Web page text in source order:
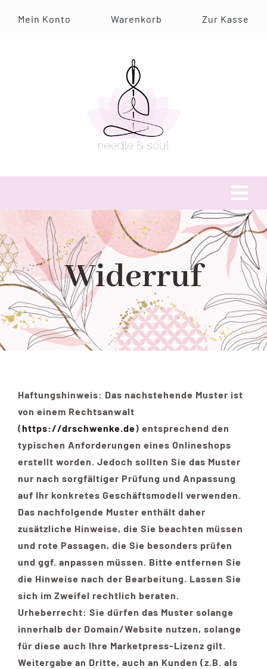
InhaltMein Konto Warenkorb Zur Kasse
Über uns
Shop
Yoga
Kontakt
Widerruf
Haftungshinweis: Das nachstehende Muster ist
von einem Rechtsanwalt
(https://drschwenke.de) entsprechend den
typischen Anforderungen eines Onlineshops
erstellt worden. Jedoch sollten Sie das Muster
nur nach sorgfältiger Prüfung und Anpassung
auf Ihr konkretes Geschäftsmodell verwenden.
Das nachfolgende Muster enthält daher
zusätzliche Hinweise, die Sie beachten müssen
und rote Passagen, die Sie besonders prüfen
und ggf. anpassen müssen. Bitte entfernen Sie
die Hinweise nach der Bearbeitung. Lassen Sie
sich im Zweifel rechtlich beraten.
Urheberrecht: Sie dürfen das Muster solange
innerhalb der Domain/Website nutzen, solange
für diese auch Ihre Marketpress-Lizenz gilt.
Weitergabe an Dritte, auch an Kunden (z.B. als